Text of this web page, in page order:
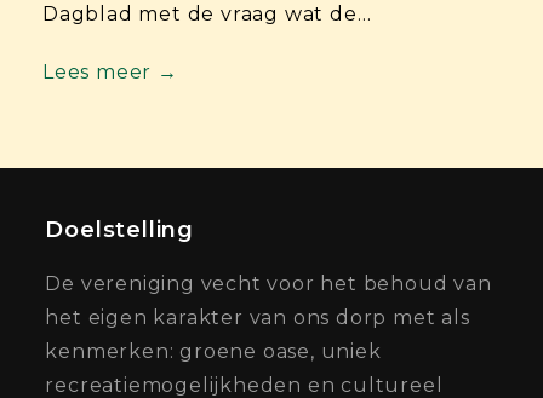
Dagblad met de vraag wat de…
Lees meer →
Doelstelling
De vereniging vecht voor het behoud van
het eigen karakter van ons dorp met als
kenmerken: groene oase, uniek
recreatiemogelijkheden en cultureel